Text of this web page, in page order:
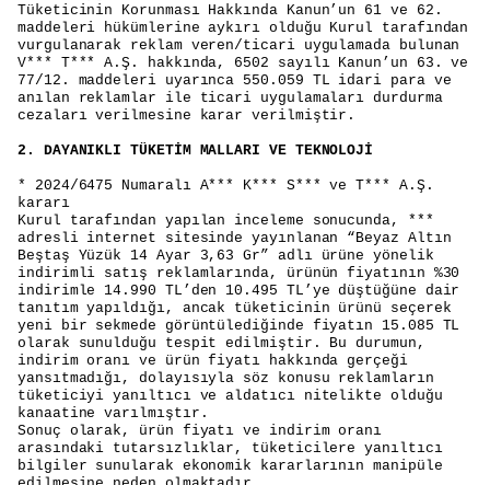
Tüketicinin Korunması Hakkında Kanun’un 61 ve 62.
maddeleri hükümlerine aykırı olduğu Kurul tarafından
vurgulanarak reklam veren/ticari uygulamada bulunan
V*** T*** A.Ş. hakkında, 6502 sayılı Kanun’un 63. ve
77/12. maddeleri uyarınca 550.059 TL idari para ve
anılan reklamlar ile ticari uygulamaları durdurma
cezaları verilmesine karar verilmiştir.
2. DAYANIKLI TÜKETİM MALLARI VE TEKNOLOJİ
*
2024/6475 Numaralı A*** K*** S*** ve T*** A.Ş.
kararı
Kurul tarafından yapılan inceleme sonucunda, ***
adresli internet sitesinde yayınlanan “Beyaz Altın
Beştaş Yüzük 14 Ayar 3,63 Gr” adlı ürüne yönelik
indirimli satış reklamlarında, ürünün fiyatının %30
indirimle 14.990 TL’den 10.495 TL’ye düştüğüne dair
tanıtım yapıldığı, ancak tüketicinin ürünü seçerek
yeni bir sekmede görüntülediğinde fiyatın 15.085 TL
olarak sunulduğu tespit edilmiştir. Bu durumun,
indirim oranı ve ürün fiyatı hakkında gerçeği
yansıtmadığı, dolayısıyla söz konusu reklamların
tüketiciyi yanıltıcı ve aldatıcı nitelikte olduğu
kanaatine varılmıştır.
Sonuç olarak, ürün fiyatı ve indirim oranı
arasındaki tutarsızlıklar, tüketicilere yanıltıcı
bilgiler sunularak ekonomik kararlarının manipüle